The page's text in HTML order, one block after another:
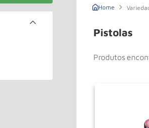
Pistolas
Produtos
5º
8 º